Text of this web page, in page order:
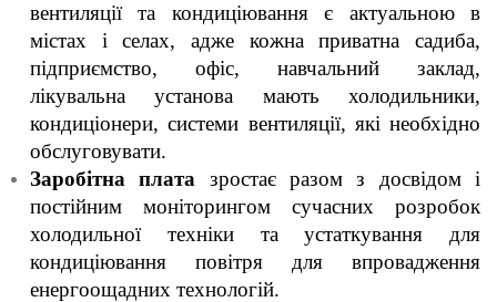
вентиляції та кондиціювання є актуальною в
містах і селах, адже кожна приватна садиба,
підприємство, офіс, навчальний заклад,
лікувальна установа мають холодильники,
кондиціонери, системи вентиляції, які необхідно
обслуговувати.
Заробітна плата зростає разом з досвідом і
постійним моніторингом сучасних розробок
холодильної техніки та устаткування для
кондиціювання повітря для впровадження
енергоощадних технологій.